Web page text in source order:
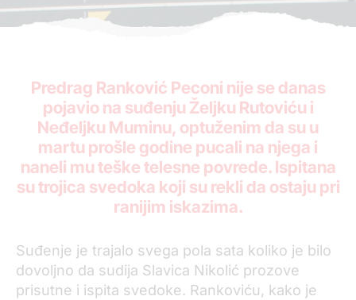
Predrag Ranković Peconi nije se danas
pojavio na suđenju Željku Rutoviću i
Neđeljku Muminu, optuženim da su u
martu prošle godine pucali na njega i
naneli mu teške telesne povrede. Ispitana
su trojica svedoka koji su rekli da ostaju pri
ranijim iskazima.
Suđenje je trajalo svega pola sata koliko je bilo
dovoljno da sudija Slavica Nikolić prozove
prisutne i ispita svedoke. Rankoviću, kako je